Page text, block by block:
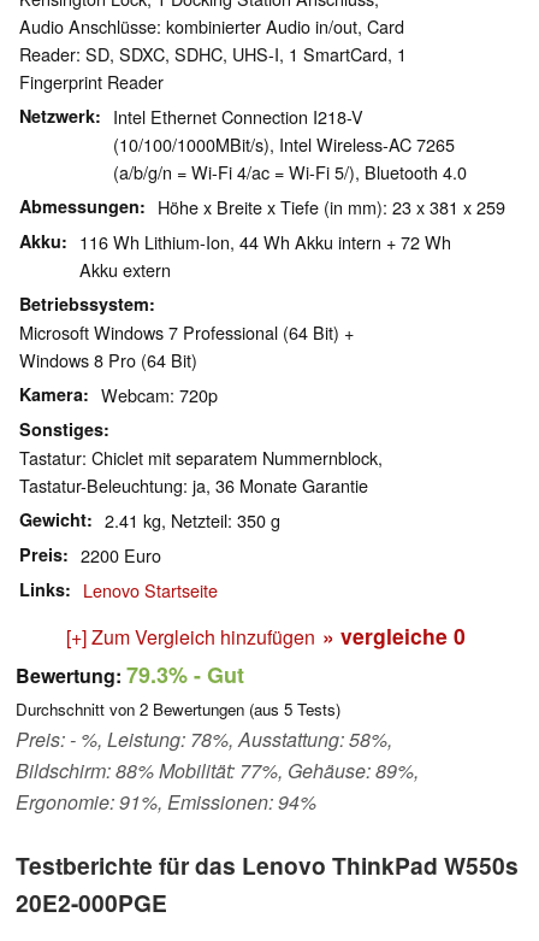
Audio Anschlüsse: kombinierter Audio in/out, Card
Reader: SD, SDXC, SDHC, UHS-I, 1 SmartCard, 1
Fingerprint Reader
Netzwerk
Intel Ethernet Connection I218-V
(10/100/1000MBit/s), Intel Wireless-AC 7265
(a/b/g/n = Wi-Fi 4/ac = Wi-Fi 5/), Bluetooth 4.0
Abmessungen Höhe x Breite x Tiefe (in mm): 23 x 381 x 259
Akku
116 Wh Lithium-Ion, 44 Wh Akku intern + 72 Wh
Akku extern
Betriebssystem
Microsoft Windows 7 Professional (64 Bit) +
Windows 8 Pro (64 Bit)
Kamera Webcam: 720p
Sonstiges
Tastatur: Chiclet mit separatem Nummernblock,
Tastatur-Beleuchtung: ja, 36 Monate Garantie
Gewicht 2.41 kg, Netzteil: 350 g
Preis 2200 Euro
Links Lenovo Startseite
[+] Zum Vergleich hinzufügen » vergleiche 0
Bewertung: 79.3%- Gut
Durchschnitt von 2 Bewertungen (aus 5 Tests)
Preis: - %, Leistung: 78%, Ausstattung: 58%,
Bildschirm: 88% Mobilität: 77%, Gehäuse: 89%,
Ergonomie: 91%, Emissionen: 94%
Testberichte für das Lenovo ThinkPad W550s
20E2-000PGE